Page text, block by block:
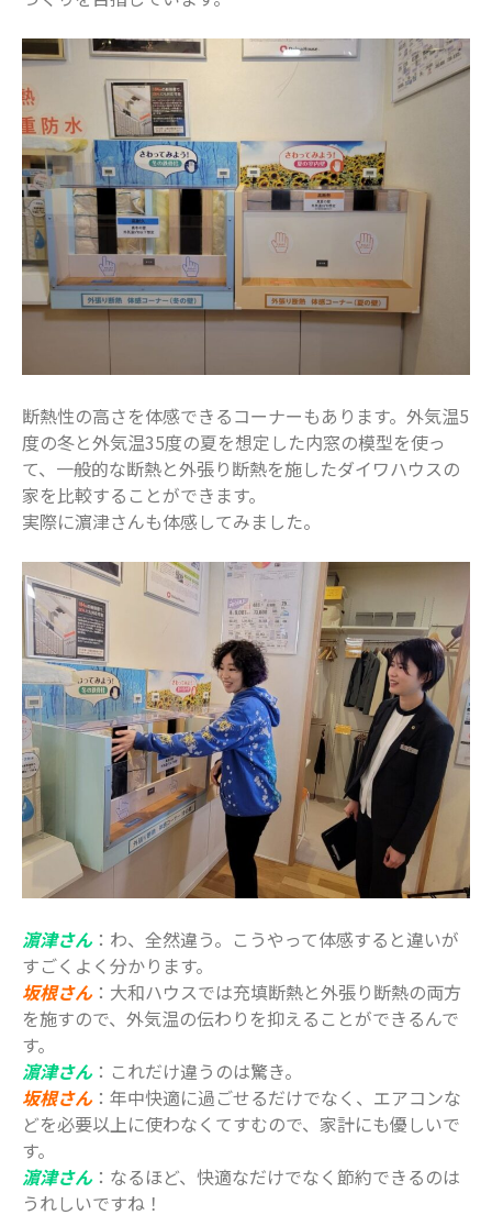
断熱性の高さを体感できるコーナーもあります。外気温5
度の冬と外気温35度の夏を想定した内窓の模型を使っ
て、一般的な断熱と外張り断熱を施したダイワハウスの
家を比較することができます。
実際に濵津さんも体感してみました。
濵津さん：わ、全然違う。こうやって体感すると違いが
すごくよく分かります。
坂根さん：大和ハウスでは充填断熱と外張り断熱の両方
を施すので、外気温の伝わりを抑えることができるんで
す。
濵津さん：これだけ違うのは驚き。
坂根さん：年中快適に過ごせるだけでなく、エアコンな
どを必要以上に使わなくてすむので、家計にも優しいで
す。
濵津さん：なるほど、快適なだけでなく節約できるのは
うれしいですね！